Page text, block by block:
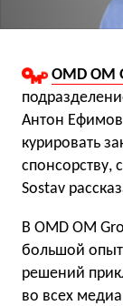
OMD OM
Антон
курировать
спонсорству,
Sostav
В OMD OM
большой
решений
во всех